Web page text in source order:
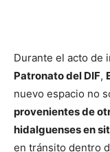
Durante el acto de
Patronato del DIF,
nuevo espacio no
provenientes de
hidalguenses en
en tránsito dentro